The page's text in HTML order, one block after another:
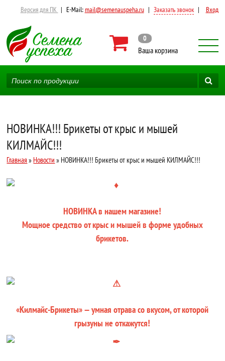
Версия для ПК | E-Mail:mail@semenauspeha.ru | Заказать звонок | Вход
0
Ваша корзина
НОВИНКА!!! Брикеты от крыс и мышей
КИЛМАЙС!!!
Главная » Новости » НОВИНКА!!! Брикеты от крыс и мышей КИЛМАЙС!!!
НОВИНКА в нашем магазине!
Мощное средство от крыс и мышей в форме удобных
брикетов.
«Килмайс-Брикеты» — умная отрава со вкусом, от которой
грызуны не откажутся!